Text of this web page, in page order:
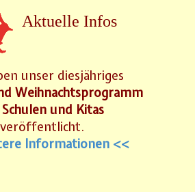
Aktuelle Infos
unser diesjähriges
Weihnachtsprogramm
und Kitas
veröffentlicht.
Informationen <<